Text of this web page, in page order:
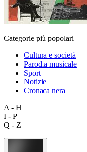
Categorie più popolari
Cultura e società
Parodia musicale
Sport
Notizie
Cronaca nera
A - H
I - P
Q - Z